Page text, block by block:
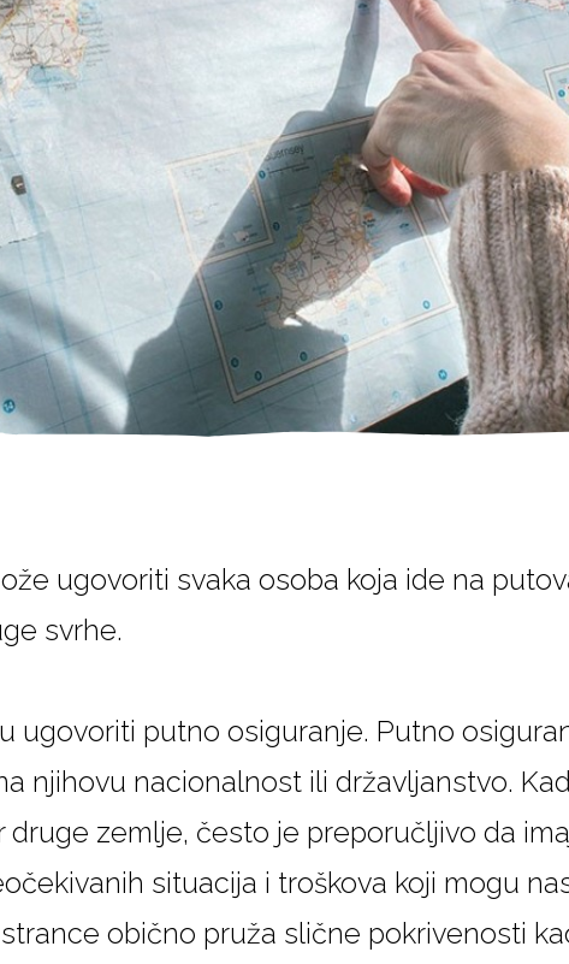
ugovoriti svaka osoba koja ide na
svrhe.
ugovoriti putno osiguranje. Putno
njihovu nacionalnost ili državljanstvo.
zemlje, često je preporučljivo da
situacija i troškova koji mogu
obično pruža slične pokrivenosti